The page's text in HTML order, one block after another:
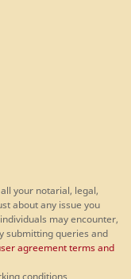
your notarial, legal,
about any issue you
may encounter,
submitting queries and
agreement terms and
conditions